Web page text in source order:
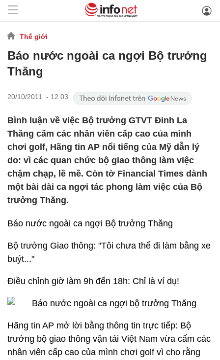
Thế giới
Báo nước ngoài ca ngợi Bộ trưởng
Thăng
20/10/2011 - 12:03
Bình luận về việc Bộ trưởng GTVT Đinh La
Thăng cấm các nhân viên cấp cao của mình
chơi golf, Hãng tin AP nổi tiếng của Mỹ dẫn lý
do: vì các quan chức bộ giao thông làm việc
chậm chạp, lề mề. Còn tờ Financial Times dành
một bài dài ca ngợi tác phong làm việc của Bộ
trưởng Thăng.
Báo nước ngoài ca ngợi Bộ trưởng Thăng
Bộ trưởng Giao thông: "Tôi chưa thể đi làm bằng xe
buýt..."
Điều chỉnh giờ làm 9h đến 18h: Chỉ là ví dụ!
Hãng tin AP mở lời bằng thông tin trực tiếp: Bộ
trưởng bộ giao thông vận tải Việt Nam vừa cấm các
nhân viên cấp cao của mình chơi golf vì cho rằng